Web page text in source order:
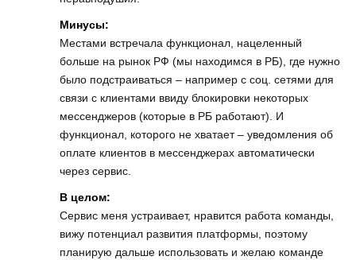
Минусы:
Местами встречала функционал, нацеленный
больше на рынок РФ (мы находимся в РБ), где нужно
было подстраиваться – например с соц. сетями для
связи с клиентами ввиду блокировки некоторых
мессенджеров (которые в РБ работают). И
функционал, которого не хватает – уведомления об
оплате клиентов в мессенджерах автоматически
через сервис.
В целом:
Сервис меня устраивает, нравится работа команды,
вижу потенциал развития платформы, поэтому
планирую дальше использовать и желаю команде